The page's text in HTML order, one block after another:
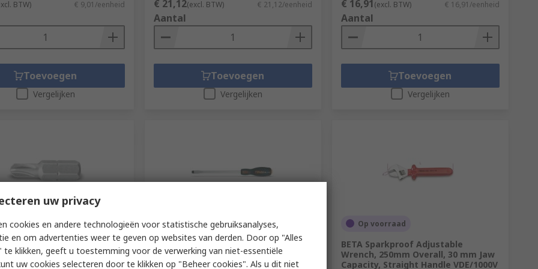
BTW) € 9,01/eenheid
Toevoegen
Vergelijken
€ 21,12(excl. BTW) € 21,12/eenheid
Aantal
Toevoegen
Vergelijken
€ 16,91(excl. BTW) € 16,91/eenheid
Aantal
Toevoegen
Vergelijken
niet op voorraad
Bit, 0.25 mm Tip,
Torx Drive, 25 mm Overall
Op voorraad
BETA Slotted, 200 mm Blade, 202mm
Overall
Op voorraad
BETA Sparkproof Adjustable
Wrench, 250mm Overall, 30 mm Jaw
Capacity, Straight Handle VDE/1000V
uw privacy
cookies en andere technologieën voor statistische gebruiksanalyses,
en om advertenties weer te geven op websites van derden. Door op "Alles
te klikken, geeft u toestemming voor de verwerking van niet-essentiële
uw cookies selecteren door te klikken op "Beheer cookies". Als u dit niet